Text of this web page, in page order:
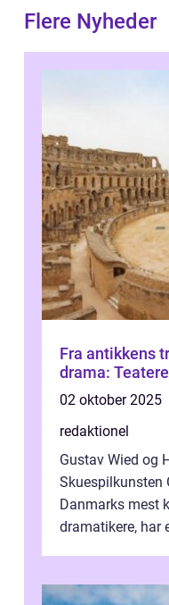
Flere Nyheder
Fra antikkens
drama:
02 oktober 2025
redaktionel
Gustav Wied og
Skuespilkunsten
Danmarks mest
dramatikere, har